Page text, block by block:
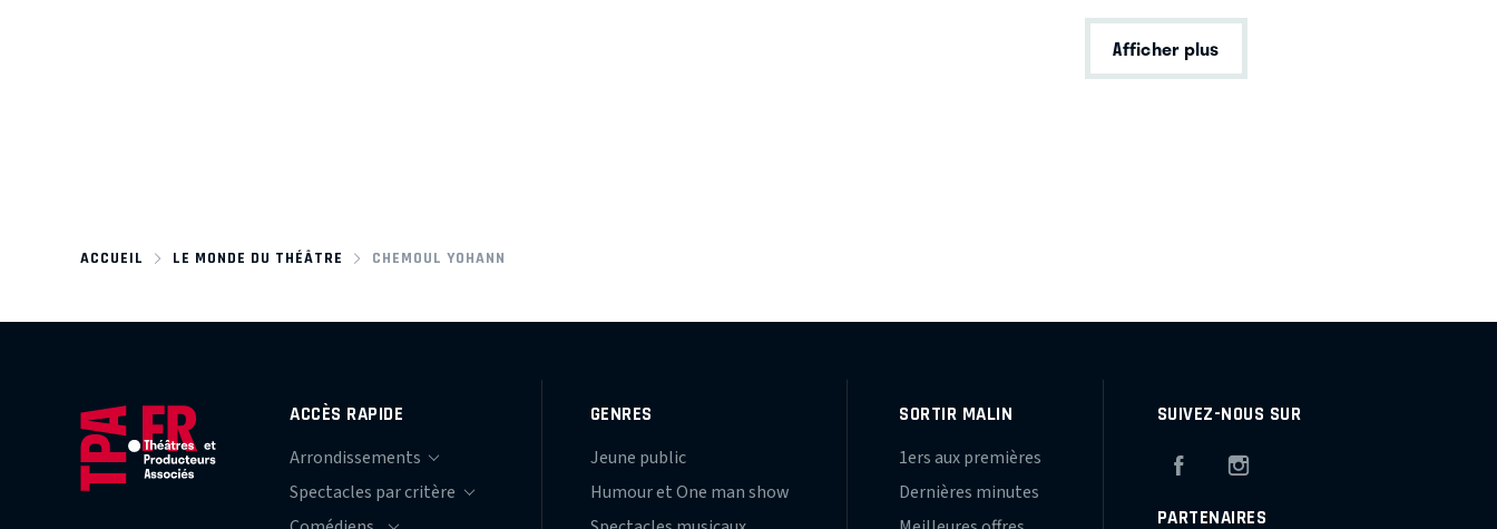
Afficher plus
ACCUEIL LE MONDE DU THÉÂTRE CHEMOUL YOHANN
ACCÈS RAPIDE GENRES
Jeune public
Humour et One man show
SORTIR MALIN
1ers aux premières
Dernières minutes
SUIVEZ-NOUS SUR
Facebook
PARTENAIRES